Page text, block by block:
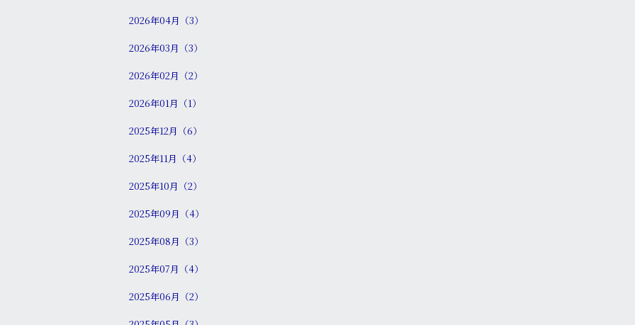
2026年04月（3）
2026年03月（3）
2026年02月（2）
2026年01月（1）
2025年12月（6）
2025年11月（4）
2025年10月（2）
2025年09月（4）
2025年08月（3）
2025年07月（4）
2025年06月（2）